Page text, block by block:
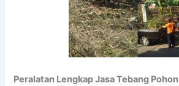
Peralatan Lengkap Jasa Tebang Pohon